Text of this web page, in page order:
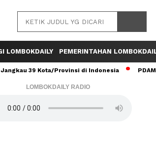
LOMBOKDAILY PEMERINTAHAN
39 Kota/Provinsi di Indonesia
LOMBOKDAILY RADIO